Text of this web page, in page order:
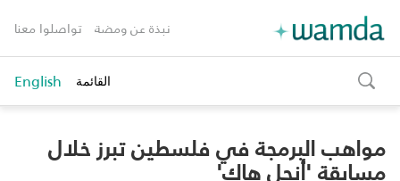
نبذة عن ومضة تواصلوا معنا
toggle
search
القائمة English
مواهب البرمجة في فلسطين تبرز خلال
مسابقة 'أنجل هاك'